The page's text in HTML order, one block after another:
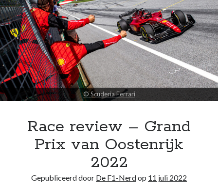
Bahrein
2023
© Scuderia Ferrari
Race review – Grand
Prix van Oostenrijk
2022
Gepubliceerd door De F1-Nerdop 11 juli 2022
Noodzakelijk
Deze cookies
zijn
noodzakelijk
om de website
te laten
werken.
Statistieken
cookies
gebruikt om
van de